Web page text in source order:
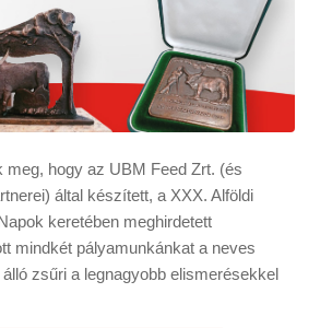
meg, hogy az UBM Feed Zrt. (és
által készített, a XXX. Alföldi
keretében meghirdetett
mindkét pályamunkánkat a neves
zsűri a legnagyobb elismerésekkel